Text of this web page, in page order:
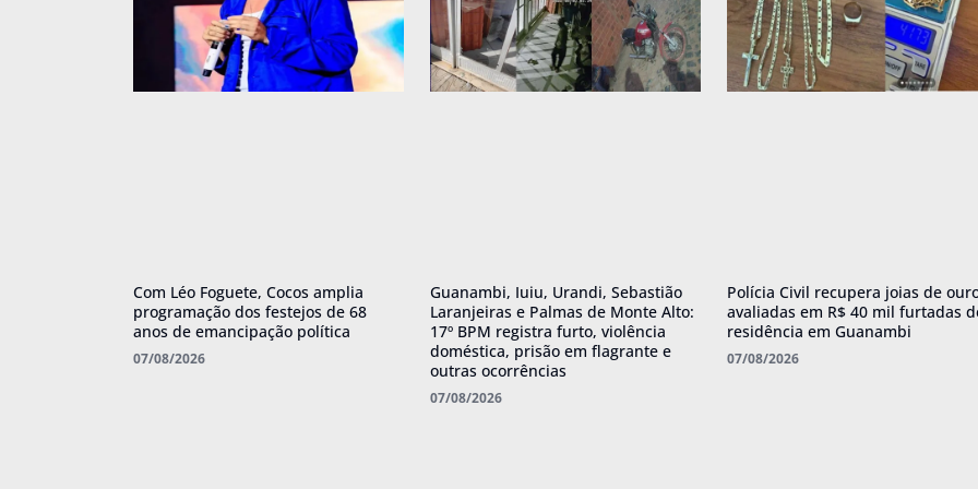
Com Léo Foguete, Cocos amplia
programação dos festejos de 68
anos de emancipação política
07/08/2026
Guanambi, Iuiu, Urandi, Sebastião
Laranjeiras e Palmas de Monte Alto:
17º BPM registra furto, violência
doméstica, prisão em flagrante e
outras ocorrências
07/08/2026
Polícia Civil recupera joias de
avaliadas em R$ 40 mil furtadas
residência em Guanambi
07/08/2026